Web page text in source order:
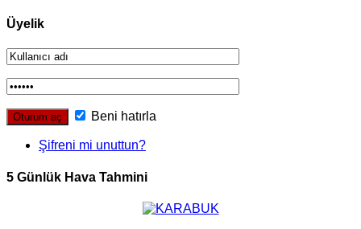
Üyelik
Beni hatırla
Şifreni mi unuttun?
5 Günlük Hava Tahmini